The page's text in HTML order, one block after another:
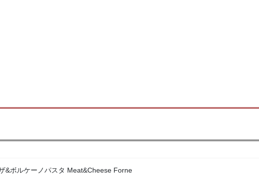
&ボルケーノパスタ Meat&Cheese Forne